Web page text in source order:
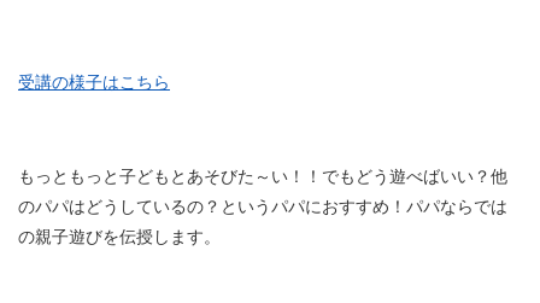
受講の様子はこちら
もっともっと子どもとあそびた～い！！でもどう遊べばいい？他
のパパはどうしているの？というパパにおすすめ！パパならでは
の親子遊びを伝授します。